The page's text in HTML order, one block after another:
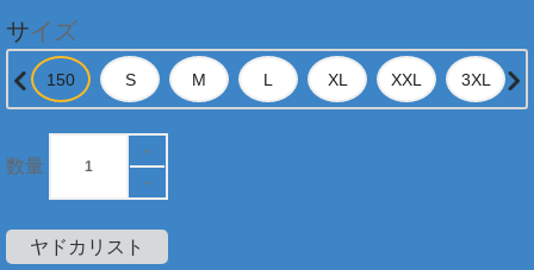
サイズ
数量
ヤドカリスト